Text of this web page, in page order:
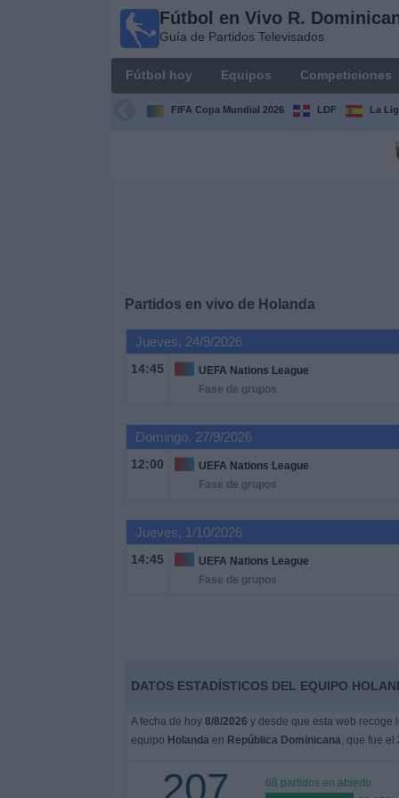
Fútbol en Vivo R.
Guía de Partidos Televisados
Fútbol hoy Equipos Competiciones
FIFA Copa Mundial 2026 LDF La
Partidos en vivo de Holanda
Jueves, 24/9/2026
14:45
UEFA Nations League
Fase de grupos
Domingo, 27/9/2026
12:00
UEFA Nations League
Fase de grupos
Jueves, 1/10/2026
14:45
UEFA Nations League
Fase de grupos
DATOS ESTADÍSTICOS DEL EQUIPO
A fecha de hoy 8/8/2026 y desde que esta web recoge
equipo Holandaen República Dominicana, que fue el
207
68 partidos en abierto
Fútbol en
Dominicana
Guía de Partidos
Televisados